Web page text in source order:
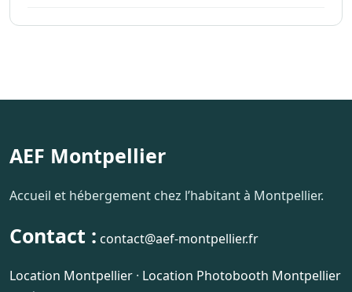
AEF Montpellier
Accueil et hébergement chez l’habitant à Montpellier.
Contact : contact@aef-montpellier.fr
Location Montpellier · Location Photobooth Montpellier